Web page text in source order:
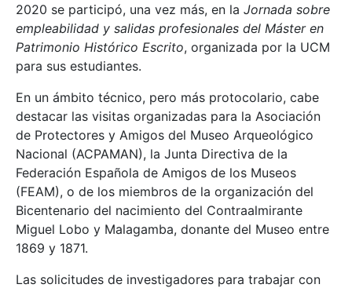
2020 se participó, una vez más, en la Jornada sobre
empleabilidad y salidas profesionales del Máster en
Patrimonio Histórico Escrito, organizada por la UCM
para sus estudiantes.
En un ámbito técnico, pero más protocolario, cabe
destacar las visitas organizadas para la Asociación
de Protectores y Amigos del Museo Arqueológico
Nacional (ACPAMAN), la Junta Directiva de la
Federación Española de Amigos de los Museos
(FEAM), o de los miembros de la organización del
Bicentenario del nacimiento del Contraalmirante
Miguel Lobo y Malagamba, donante del Museo entre
1869 y 1871.
Las solicitudes de investigadores para trabajar con